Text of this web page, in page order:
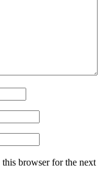
browser for the next